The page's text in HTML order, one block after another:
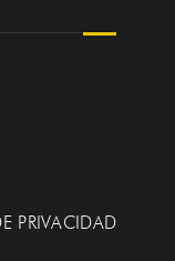
PRIVACIDAD